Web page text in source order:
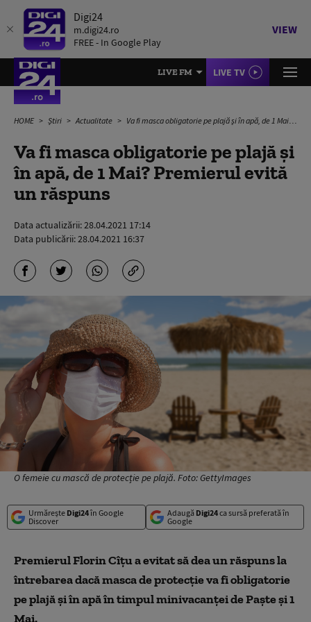
Digi24
m.digi24.ro
FREE - In Google Play
VIEW
LIVE FM LIVE TV
HOME Știri Actualitate Va fi masca obligatorie pe plajă și în apă, de 1 Mai? Premierul evită un răspuns
Va fi masca obligatorie pe plajă și
în apă, de 1 Mai? Premierul evită
un răspuns
Data actualizării:28.04.2021 17:14
Data publicării:28.04.2021 16:37
O femeie cu mască de protecție pe plajă. Foto: GettyImages
Urmărește Digi24în Google
Discover
Adaugă Digi24ca sursă preferată în
Google
Premierul Florin Cîțu a evitat să dea un răspuns la
întrebarea dacă masca de protecție va fi obligatorie
pe plajă și în apă în timpul minivacanței de Paște și 1
Mai.